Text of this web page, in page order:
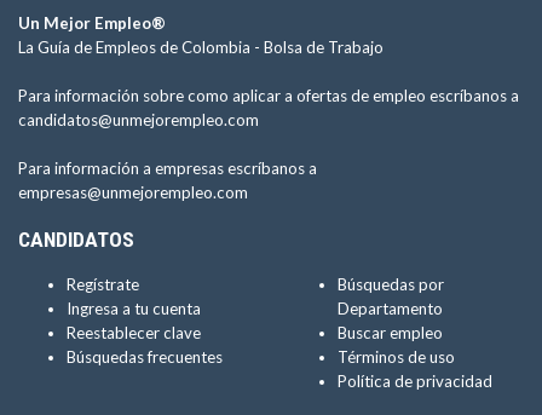
Un Mejor Empleo®
La Guía de Empleos de Colombia - Bolsa de Trabajo
Para información sobre como aplicar a ofertas de empleo escríbanos a
candidatos@unmejorempleo.com
Para información a empresas escríbanos a
empresas@unmejorempleo.com
CANDIDATOS
Regístrate
Ingresa a tu cuenta
Reestablecer clave
Búsquedas frecuentes
Búsquedas por
Departamento
Buscar empleo
Términos de uso
Política de privacidad